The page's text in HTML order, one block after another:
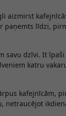
aizmirst
paņemts līdzi,
savu dzīvi. It
katru
kafejnīcām,
netraucējot